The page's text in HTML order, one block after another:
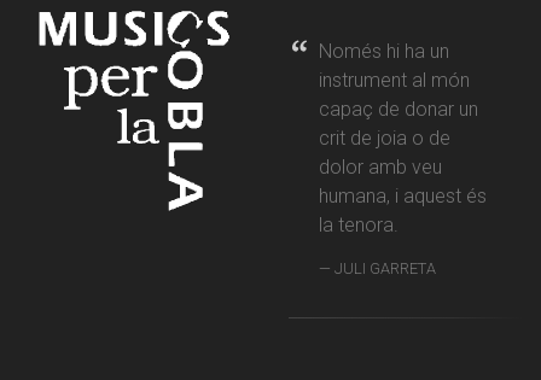
Només hi ha un
instrument al món
capaç de donar un
crit de joia o de
dolor amb veu
humana, i aquest és
la tenora.
JULI GARRETA